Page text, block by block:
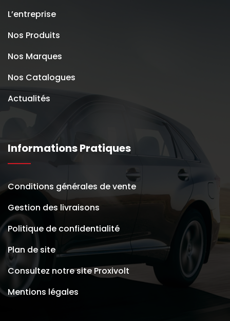
L’entreprise
Nos Produits
Nos Marques
Nos Catalogues
Actualités
Informations Pratiques
Conditions générales de vente
Gestion des livraisons
Politique de confidentialité
Plan de site
Consultez notre site Proxivolt
Mentions légales